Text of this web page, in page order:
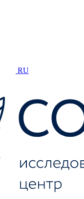
RU